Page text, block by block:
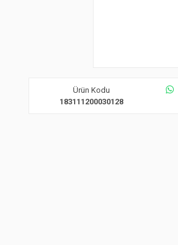
Ürün Kodu
183111200030128